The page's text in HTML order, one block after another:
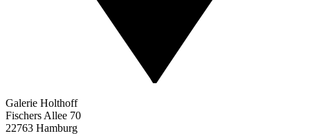
Galerie Holthoff
Fischers Allee 70
22763 Hamburg